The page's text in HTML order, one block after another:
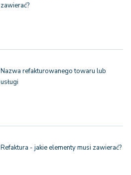
zawierać?
Nazwa refakturowanego towaru lub
usługi
Refaktura - jakie elementy musi zawierać?